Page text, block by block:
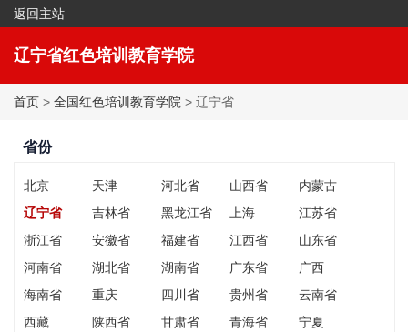
返回主站
辽宁省红色培训教育学院
首页 > 全国红色培训教育学院 > 辽宁省
省份
北京 天津 河北省 山西省
内蒙古
辽宁省
吉林省 黑龙江省 上海
江苏省
浙江省
安徽省 福建省 江西省
山东省
河南省
湖北省 湖南省 广东省
广西
海南省
重庆 四川省 贵州省
云南省
西藏
陕西省 甘肃省 青海省
宁夏